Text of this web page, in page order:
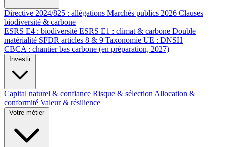
Directive 2024/825 : allégations Marchés publics 2026 Clauses
biodiversité & carbone
ESRS E4 : biodiversité ESRS E1 : climat & carbone Double
matérialité SFDR articles 8 & 9 Taxonomie UE : DNSH
CBCA : chantier bas carbone (en préparation, 2027)
Investir
Capital naturel & confiance Risque & sélection Allocation &
conformité Valeur & résilience
Votre métier